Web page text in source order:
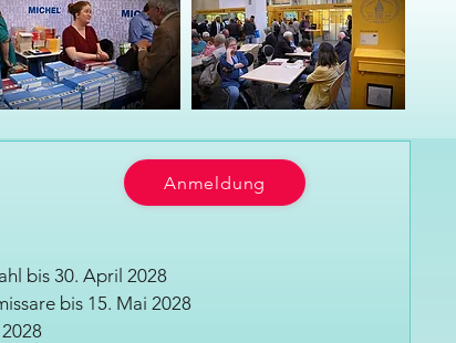
bis 30. April 2028
bis 15. Mai 2028
Anmeldung